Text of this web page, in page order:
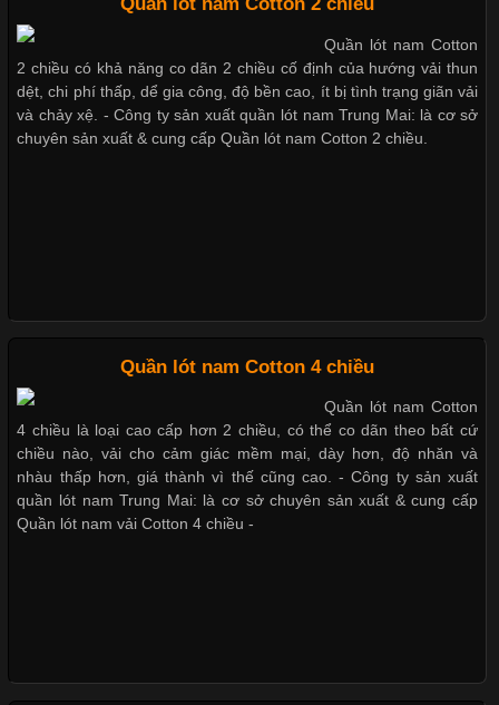
Chất Liệu Lycra Có Gì Đặc Biệt Trong Ngành Thời Trang?
Cập nhật 2026-05-27 17:03:46
Vải Lycra Là Gì? Chất Liệu Co Giãn Được Ưa Chuộng Trong
Chất Liệu Bamboo Xu Hướng Mới Trong Ngành Thời Trang
Cập nhật 2026-05-21 14:59:25
Trong những năm gần đây, vải Bamboo đang trở thành một
trong những chất liệu được yêu thích trong ngành thời trang
nhờ đặc tính mềm mại, thoáng khí và thân thiện với môi trường.
Không chỉ được ứng dụng trong quần áo thường ngày, loại vải
Thị hiều quần lót nam bơi lội nam và nữ 2017
Mẫu quần lót nam giá rẻ sốt hè 2017
Những mẩu quần lót nam thông dụng hiện nay
Bộ sưu tập quần lót nam Boxer TpHCM
Quần lót nam Cotton
2 chiều có khả năng co dãn 2 chiều cố định của hướng vải thun
dệt, chi phí thấp, dể gia công, độ bền cao, ít bị tình trạng giãn vải
và chảy xệ. - Công ty sản xuất quần lót nam Trung Mai: là cơ sở
chuyên sản xuất & cung cấp Quần lót nam Cotton 2 chiều.
Quần lót nam Cotton 4 chiều
Quần lót nam Cotton
4 chiều là loại cao cấp hơn 2 chiều, có thể co dãn theo bất cứ
chiều nào, vải cho cảm giác mềm mại, dày hơn, độ nhăn và
nhàu thấp hơn, giá thành vì thế cũng cao. - Công ty sản xuất
quần lót nam Trung Mai: là cơ sở chuyên sản xuất & cung cấp
Quần lót nam vải Cotton 4 chiều -